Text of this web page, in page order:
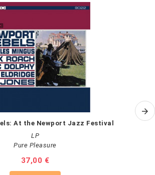
At the Newport Jazz Festival
LP
Pure Pleasure
Prezzo
37,00 €